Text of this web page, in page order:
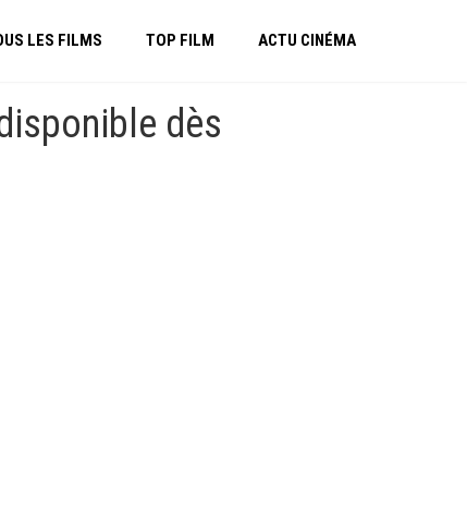
LES FILMS TOP FILM ACTU CINÉMA
dès